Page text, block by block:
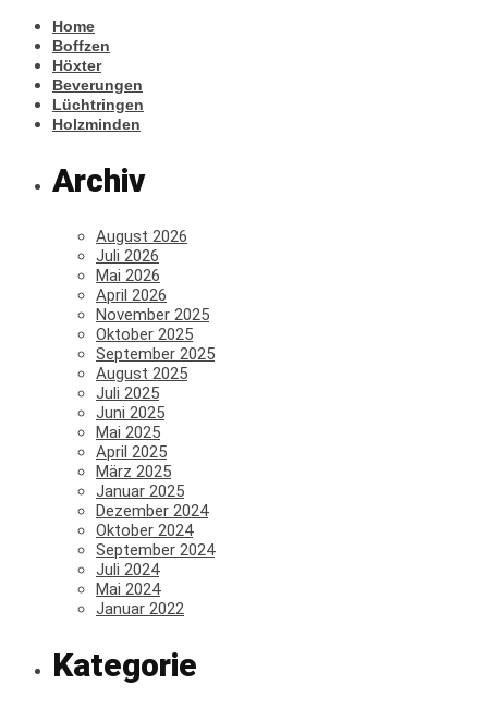
Home
Boffzen
Höxter
Beverungen
Lüchtringen
Holzminden
Archiv
August 2026
Juli 2026
Mai 2026
April 2026
November 2025
Oktober 2025
September 2025
August 2025
Juli 2025
Juni 2025
Mai 2025
April 2025
März 2025
Januar 2025
Dezember 2024
Oktober 2024
September 2024
Juli 2024
Mai 2024
Januar 2022
Kategorie